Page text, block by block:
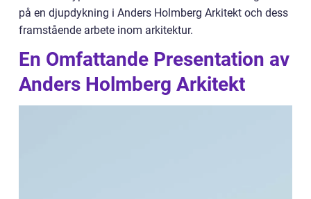
på en djupdykning i Anders Holmberg Arkitekt och dess
framstående arbete inom arkitektur.
En Omfattande Presentation av
Anders Holmberg Arkitekt